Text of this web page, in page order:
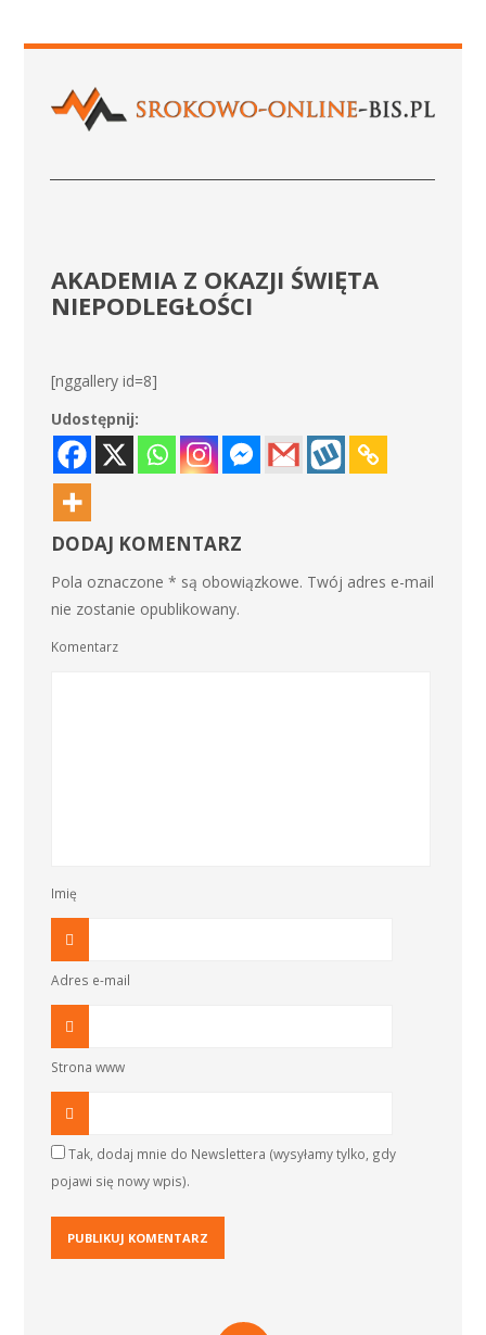
AKADEMIA Z OKAZJI ŚWIĘTA
NIEPODLEGŁOŚCI
[nggallery id=8]
Udostępnij:
DODAJ KOMENTARZ
Pola oznaczone * są obowiązkowe. Twój adres e-mail
nie zostanie opublikowany.
Komentarz
Imię
Adres e-mail
Strona www
Tak, dodaj mnie do Newslettera (wysyłamy tylko, gdy
pojawi się nowy wpis).